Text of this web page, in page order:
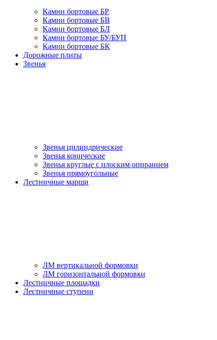
Камни бортовые БР
Камни бортовые БВ
Камни бортовые БЛ
Камни бортовые БУ/БУП
Камни бортовые БК
Дорожные плиты
Звенья
Звенья цилиндрические
Звенья конические
Звенья круглые с плоским опиранием
Звенья прямоугольные
Лестничные марши
ЛМ вертикальной формовки
ЛМ горизонтальной формовки
Лестничные площадки
Лестничные ступени